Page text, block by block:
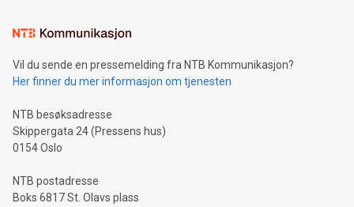
Vil du sende en pressemelding fra NTB Kommunikasjon?
Her finner du mer informasjon om tjenesten
NTB besøksadresse
Skippergata 24 (Pressens hus)
0154 Oslo
NTB postadresse
Boks 6817 St. Olavs plass